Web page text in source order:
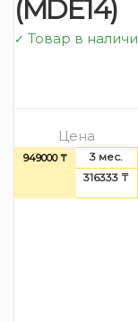
(MDE14)
✓ Товар в
Цена
949000 ₸ 3 мес.
316333 ₸